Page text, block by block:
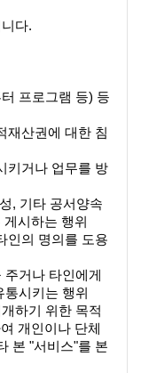
다.
프로그램 등) 등
재산권에 대한 침
키거나 업무를 방
, 기타 공서양속
시하는 행위
인의 명의를 도용
거나 타인에게
시키는 행위
하기 위한 목적
개인이나 단체
본 "서비스"를 본